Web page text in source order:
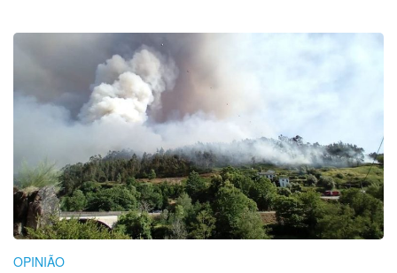
OPINIÃO